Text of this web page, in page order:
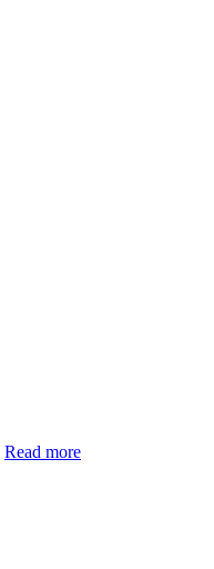
Read more